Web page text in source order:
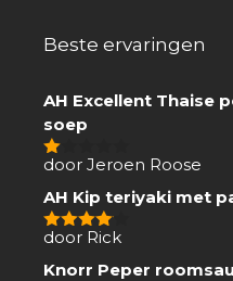
Beste ervaringen
AH Excellent Thaise
soep
1
5
door Jeroen Roose
AH Kip teriyaki met
4van 5
door Rick
Knorr Peper